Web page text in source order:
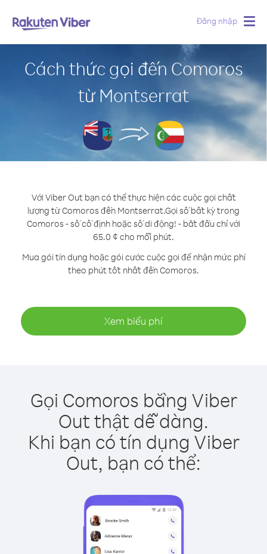
Đăng nhập
Cách thức gọi đến Comoros
từ Montserrat
Với Viber Out bạn có thể thực hiện các cuộc gọi chất
lượng từ Comoros đến Montserrat.Gọi số bất kỳ trong
Comoros - số cố định hoặc số di động! - bắt đầu chỉ với
65.0 ¢ cho mỗi phút.
Mua gói tín dụng hoặc gói cước cuộc gọi để nhận mức phí
theo phút tốt nhất đến Comoros.
Xem biểu phí
Gọi Comoros bằng Viber
Out thật dễ dàng.
Khi bạn có tín dụng Viber
Out, bạn có thể: